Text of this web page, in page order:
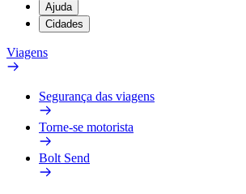
Ajuda
Cidades
Viagens
Segurança das viagens
Torne-se motorista
Bolt Send